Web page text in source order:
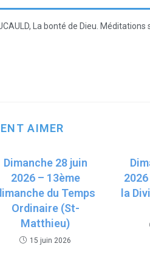
La bonté de Dieu.
AIMER
Dimanche 28 juin
2026 – 13ème
du Temps
Ordinaire (St-
Matthieu)
15 juin 2026
la